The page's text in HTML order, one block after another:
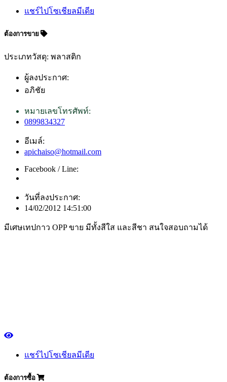
แชร์ไปโซเชียลมีเดีย
ต้องการขาย
ประเภทวัสดุ: พลาสติก
ผู้ลงประกาศ:
อภิชัย
หมายเลขโทรศัพท์:
0899834327
อีเมล์:
apichaiso@hotmail.com
Facebook / Line:
วันที่ลงประกาศ:
14/02/2012 14:51:00
มีเศษเทปกาว OPP ขาย มีทั้งสีใส และสีชา สนใจสอบถามได้
แชร์ไปโซเชียลมีเดีย
ต้องการซื้อ